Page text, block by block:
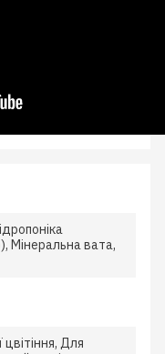
Мінеральна вата,
Для